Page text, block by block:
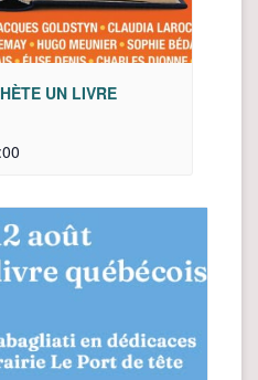
UN LIVRE